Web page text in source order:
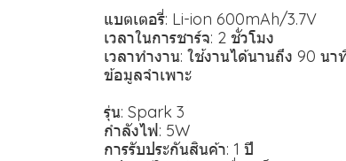
แบตเตอรี่: Li-ion 600mAh/3.7V
เวลาในการชาร์จ: 2 ชั่วโมง
เวลาทำงาน: ใช้งานได้นานถึง 90 น
ข้อมูลจำเพาะ
รุ่น: Spark 3
กำลังไฟ: 5W
การรับประกันสินค้า: 1 ปี